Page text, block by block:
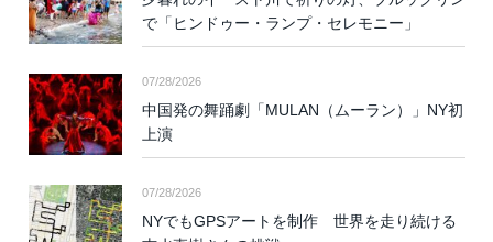
で「ヒンドゥー・ランプ・セレモニー」
07/28/2026
中国発の舞踊劇「MULAN（ムーラン）」NY初
上演
07/28/2026
NYでもGPSアートを制作 世界を走り続ける